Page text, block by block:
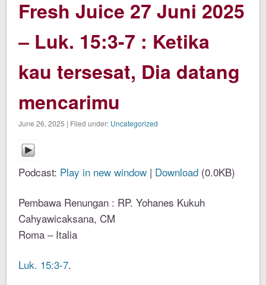
Fresh Juice 27 Juni 2025
– Luk. 15:3-7 : Ketika
kau tersesat, Dia datang
mencarimu
June 26, 2025 | Filed under: Uncategorized
Podcast: Play in new window | Download (0.0KB)
Pembawa Renungan : RP. Yohanes Kukuh
Cahyawicaksana, CM
Roma – Italia
Luk. 15:3-7.